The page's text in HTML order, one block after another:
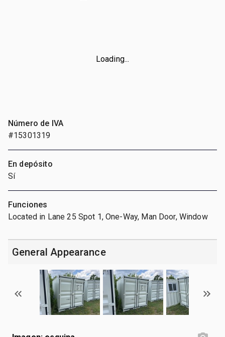
Loading...
Número de IVA
#15301319
En depósito
Sí
Funciones
Located in Lane 25 Spot 1, One-Way, Man Door, Window
General Appearance